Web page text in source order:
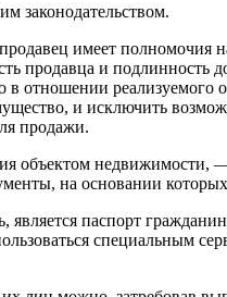
законодательством.
имеет полномочия
продавца и
отношении реализуемого
и исключить
продажи.
объектом недвижимости, —
на основании
паспорт
специальным